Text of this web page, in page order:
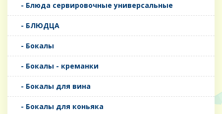
- Блюда сервировочные универсальные
- БЛЮДЦА
- Бокалы
- Бокалы - креманки
- Бокалы для вина
- Бокалы для коньяка